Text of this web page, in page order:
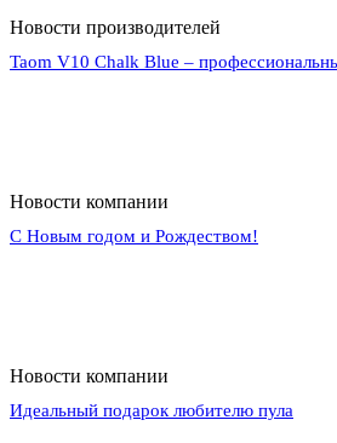
Новости производителей
Taom V10 Chalk Blue –
Новости компании
С Новым годом и Рождеством!
Новости компании
Идеальный подарок любителю пула